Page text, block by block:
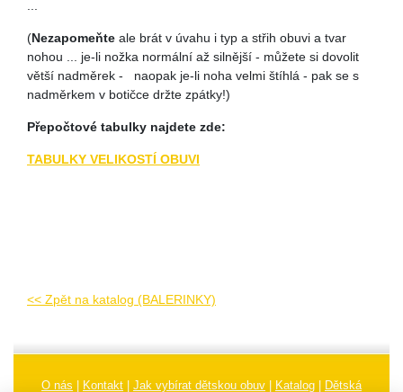
(Nezapomeňte ale brát v úvahu i typ a střih obuvi a tvar
nohou ... je-li nožka normální až silnější - můžete si dovolit
větší nadměrek - naopak je-li noha velmi štíhlá - pak se s
nadměrkem v botičce držte zpátky!)
Přepočtové tabulky najdete zde:
TABULKY VELIKOSTÍ OBUVI
<< Zpět na katalog (BALERINKY)
O nás Kontakt Jak vybírat dětskou obuv Katalog Dětská